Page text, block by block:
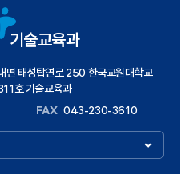
기술교육과
면 태성탑연로 250 한국교원대학교
호 기술교육과
FAX 043-230-3610